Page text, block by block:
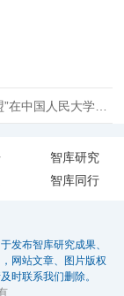
下一篇：“低空经济和太空经济自主知识体系联盟”在中国人民大学成立
智库研究
智库同行
发布智库研究成果、
网站文章、图片版权
时联系我们删除。